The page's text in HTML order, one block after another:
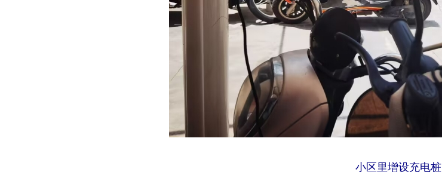
小区里增设充电桩